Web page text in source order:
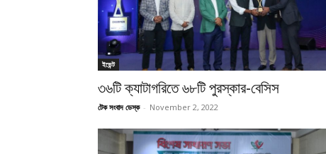
ইভেন্ট
৩৬টি ক্যাটাগরিতে ৬৮টি পুরস্কার-বেসিস
টেক সংবাদ ডেস্ক - November 2, 2022